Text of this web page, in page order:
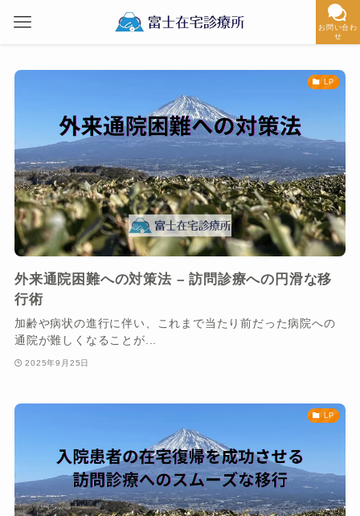
お問い合わ
せ
LP
外来通院困難への対策法 – 訪問診療への円滑な移
行術
加齢や病状の進行に伴い、これまで当たり前だった病院への
通院が難しくなることが...
2025年9月25日
LP